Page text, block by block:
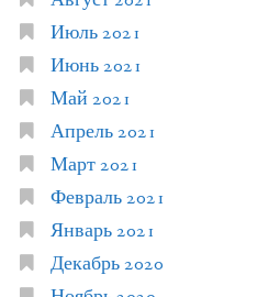
Июль 2021
Июнь 2021
Май 2021
Апрель 2021
Март 2021
Февраль 2021
Январь 2021
Декабрь 2020